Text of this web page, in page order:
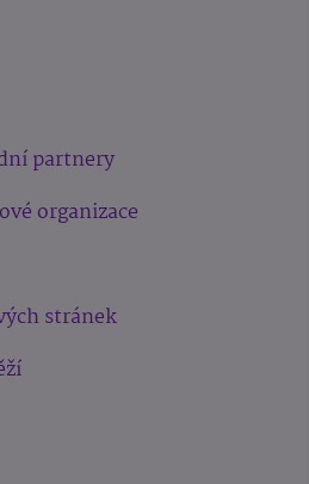
partnery
organizace
stránek